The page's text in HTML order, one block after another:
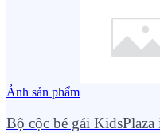
Ảnh sản phẩm
Bộ cộc bé gái